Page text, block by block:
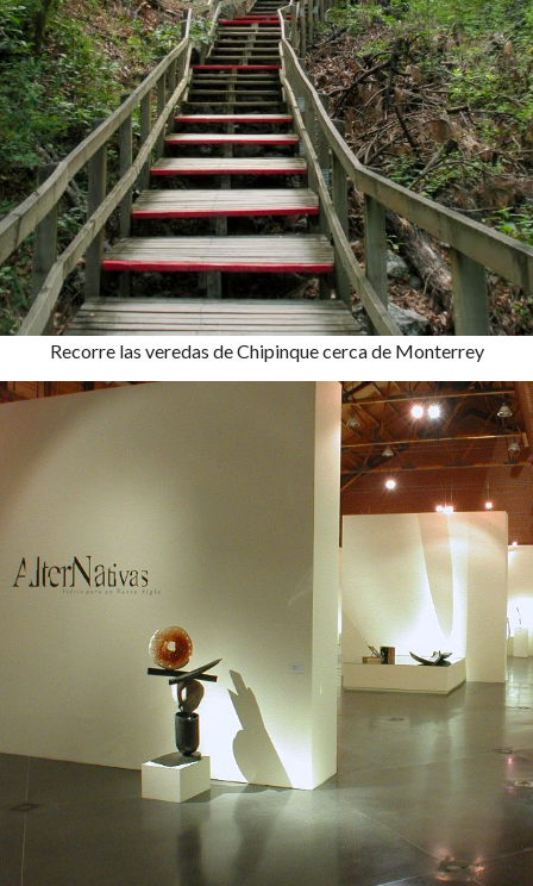
Recorre las veredas de Chipinque cerca de Monterrey